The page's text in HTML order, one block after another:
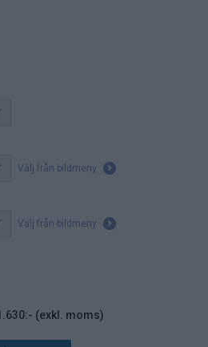
Välj från bildmeny
Välj från bildmeny
(exkl. moms)